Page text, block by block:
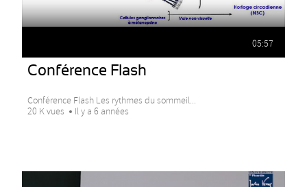
05:57
Conférence Flash
Conférence Flash Les rythmes du sommeil...
20 K vues
Il y a 6 années